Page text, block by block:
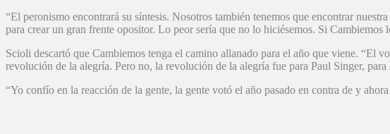
“El peronismo encontrará su síntesis. Nosotros también tenemos que encontrar
para crear un gran frente opositor. Lo peor sería que no lo hiciésemos. Si
Scioli descartó que Cambiemos tenga el camino allanado para el año que viene. “El
revolución de la alegría. Pero no, la revolución de la alegría fue para Paul Singer,
“Yo confío en la reacción de la gente, la gente votó el año pasado en contra de y